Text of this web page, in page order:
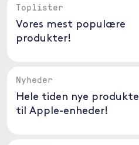
Toplister
Vores mest populære
produkter!
Nyheder
Hele tiden nye
til Apple-enheder!